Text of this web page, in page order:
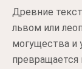
Древние
львом или
могущества и
превращается